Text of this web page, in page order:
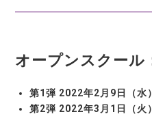
オープンスクール
第1弾 2022年2月9日（水
第2弾 2022年3月1日（火